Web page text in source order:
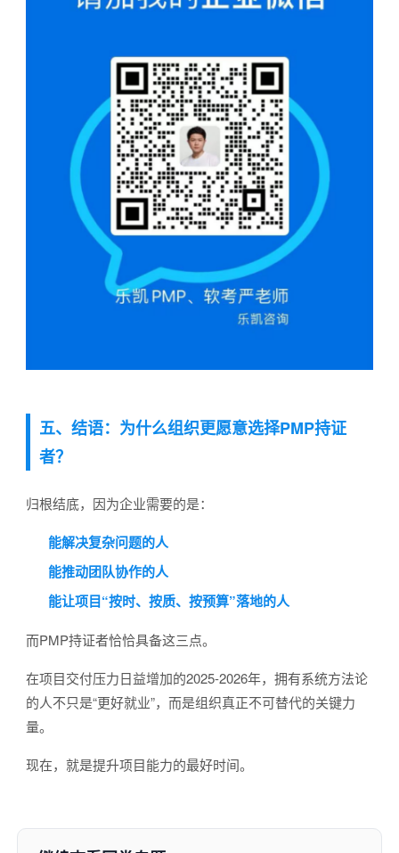
五、结语：为什么组织更愿意选择PMP持证
者？
归根结底，因为企业需要的是：
能解决复杂问题的人
能推动团队协作的人
能让项目“按时、按质、按预算”落地的人
而PMP持证者恰恰具备这三点。
在项目交付压力日益增加的2025-2026年，拥有系统方法论
的人不只是“更好就业”，而是组织真正不可替代的关键力
量。
现在，就是提升项目能力的最好时间。